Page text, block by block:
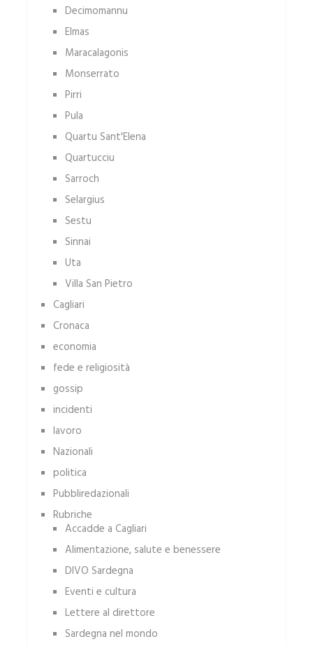
Decimomannu
Elmas
Maracalagonis
Monserrato
Pirri
Pula
Quartu Sant'Elena
Quartucciu
Sarroch
Selargius
Sestu
Sinnai
Uta
Villa San Pietro
Cagliari
Cronaca
economia
fede e religiosità
gossip
incidenti
lavoro
Nazionali
politica
Pubbliredazionali
Rubriche
Accadde a Cagliari
Alimentazione, salute e benessere
DIVO Sardegna
Eventi e cultura
Lettere al direttore
Sardegna nel mondo